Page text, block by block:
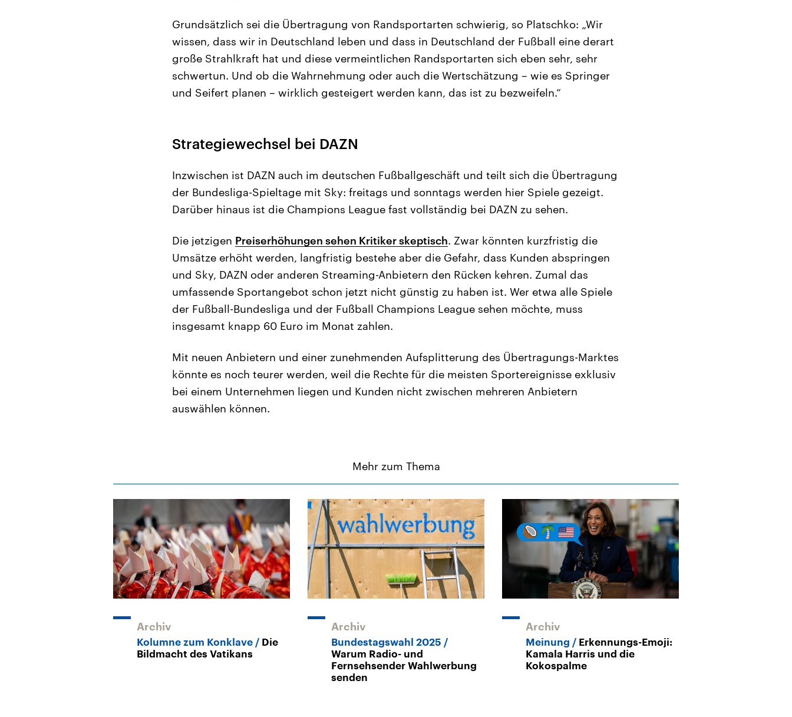
Grundsätzlich sei die Übertragung von Randsportarten schwierig, so Platschko: „Wir
wissen, dass wir in Deutschland leben und dass in Deutschland der Fußball eine derart
große Strahlkraft hat und diese vermeintlichen Randsportarten sich eben sehr, sehr
schwertun. Und ob die Wahrnehmung oder auch die Wertschätzung – wie es Springer
und Seifert planen – wirklich gesteigert werden kann, das ist zu bezweifeln.“
Strategiewechsel bei DAZN
Inzwischen ist DAZN auch im deutschen Fußballgeschäft und teilt sich die Übertragung
der Bundesliga-Spieltage mit Sky: freitags und sonntags werden hier Spiele gezeigt.
Darüber hinaus ist die Champions League fast vollständig bei DAZN zu sehen.
Die jetzigen Preiserhöhungen sehen Kritiker skeptisch. Zwar könnten kurzfristig die
Umsätze erhöht werden, langfristig bestehe aber die Gefahr, dass Kunden abspringen
und Sky, DAZN oder anderen Streaming-Anbietern den Rücken kehren. Zumal das
umfassende Sportangebot schon jetzt nicht günstig zu haben ist. Wer etwa alle Spiele
der Fußball-Bundesliga und der Fußball Champions League sehen möchte, muss
insgesamt knapp 60 Euro im Monat zahlen.
Mit neuen Anbietern und einer zunehmenden Aufsplitterung des Übertragungs-Marktes
könnte es noch teurer werden, weil die Rechte für die meisten Sportereignisse exklusiv
bei einem Unternehmen liegen und Kunden nicht zwischen mehreren Anbietern
auswählen können.
Mehr zum Thema
Archiv
Kolumne zum Konklave
Die
Bildmacht des Vatikans
Archiv
Bundestagswahl 2025
Warum Radio- und
Fernsehsender Wahlwerbung
senden
Archiv
Meinung
Erkennungs-Emoji:
Kamala Harris und die
Kokospalme